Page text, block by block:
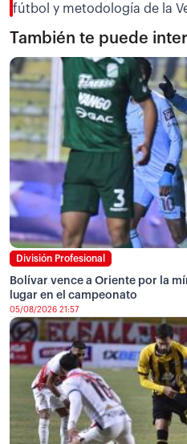
fútbol y metodología de la
También te puede
División Profesional
Bolívar vence a Oriente por la
lugar en el campeonato
05/08/2026 21:57